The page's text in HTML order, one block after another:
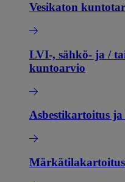
Vesikaton
LVI-, sähkö- ja /
kuntoarvio
Asbestikartoitus
Märkätilakartoitus